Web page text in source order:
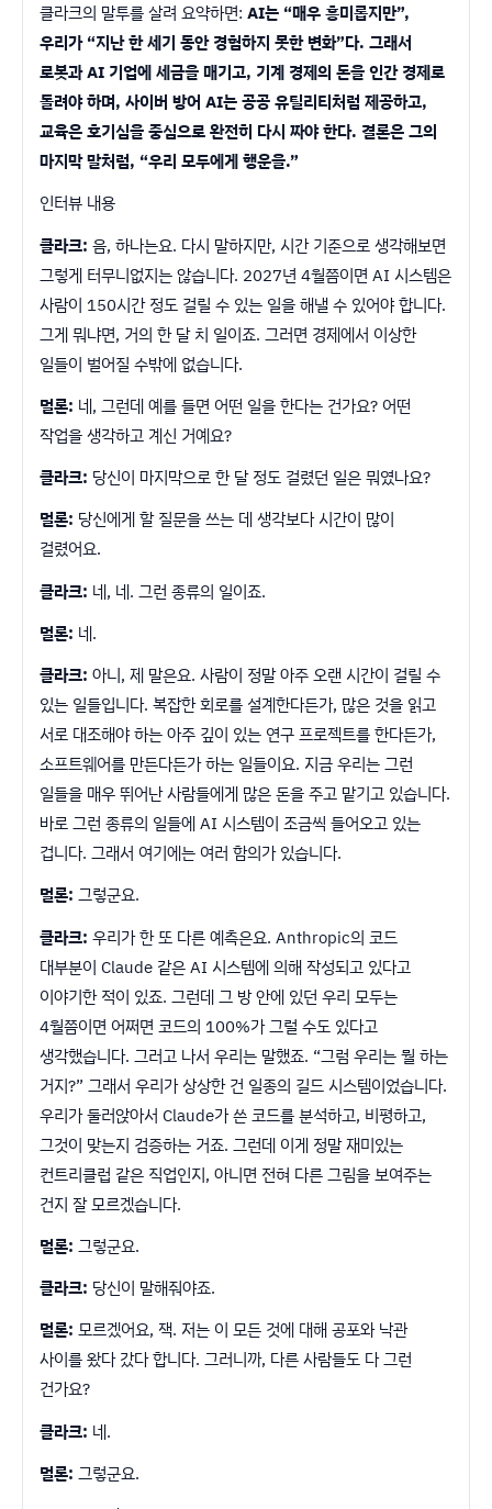
클라크의 말투를 살려 요약하면: AI는 “매우 흥미롭지만”,
우리가 “지난 한 세기 동안 경험하지 못한 변화”다. 그래서
로봇과 AI 기업에 세금을 매기고, 기계 경제의 돈을 인간 경제로
돌려야 하며, 사이버 방어 AI는 공공 유틸리티처럼 제공하고,
교육은 호기심을 중심으로 완전히 다시 짜야 한다. 결론은 그의
마지막 말처럼, “우리 모두에게 행운을.”
인터뷰 내용
클라크: 음, 하나는요. 다시 말하지만, 시간 기준으로 생각해보면
그렇게 터무니없지는 않습니다. 2027년 4월쯤이면 AI 시스템은
사람이 150시간 정도 걸릴 수 있는 일을 해낼 수 있어야 합니다.
그게 뭐냐면, 거의 한 달 치 일이죠. 그러면 경제에서 이상한
일들이 벌어질 수밖에 없습니다.
멀론: 네, 그런데 예를 들면 어떤 일을 한다는 건가요? 어떤
작업을 생각하고 계신 거예요?
클라크: 당신이 마지막으로 한 달 정도 걸렸던 일은 뭐였나요?
멀론: 당신에게 할 질문을 쓰는 데 생각보다 시간이 많이
걸렸어요.
클라크: 네, 네. 그런 종류의 일이죠.
멀론: 네.
클라크: 아니, 제 말은요. 사람이 정말 아주 오랜 시간이 걸릴 수
있는 일들입니다. 복잡한 회로를 설계한다든가, 많은 것을 읽고
서로 대조해야 하는 아주 깊이 있는 연구 프로젝트를 한다든가,
소프트웨어를 만든다든가 하는 일들이요. 지금 우리는 그런
일들을 매우 뛰어난 사람들에게 많은 돈을 주고 맡기고 있습니다.
바로 그런 종류의 일들에 AI 시스템이 조금씩 들어오고 있는
겁니다. 그래서 여기에는 여러 함의가 있습니다.
멀론: 그렇군요.
클라크: 우리가 한 또 다른 예측은요. Anthropic의 코드
대부분이 Claude 같은 AI 시스템에 의해 작성되고 있다고
이야기한 적이 있죠. 그런데 그 방 안에 있던 우리 모두는
4월쯤이면 어쩌면 코드의 100%가 그럴 수도 있다고
생각했습니다. 그러고 나서 우리는 말했죠. “그럼 우리는 뭘 하는
거지?” 그래서 우리가 상상한 건 일종의 길드 시스템이었습니다.
우리가 둘러앉아서 Claude가 쓴 코드를 분석하고, 비평하고,
그것이 맞는지 검증하는 거죠. 그런데 이게 정말 재미있는
컨트리클럽 같은 직업인지, 아니면 전혀 다른 그림을 보여주는
건지 잘 모르겠습니다.
멀론: 그렇군요.
클라크: 당신이 말해줘야죠.
멀론: 모르겠어요, 잭. 저는 이 모든 것에 대해 공포와 낙관
사이를 왔다 갔다 합니다. 그러니까, 다른 사람들도 다 그런
건가요?
클라크: 네.
멀론: 그렇군요.